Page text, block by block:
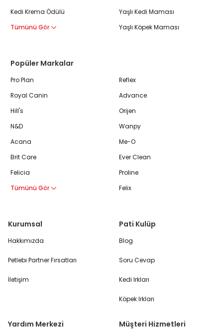
Kedi Krema Ödülü
Tümünü Gör
Yaşlı Kedi Maması
Yaşlı Köpek Maması
Popüler Markalar
Pro Plan
Royal Canin
Hill's
N&D
Acana
Brit Care
Felicia
Tümünü Gör
Reflex
Advance
Orijen
Wanpy
Me-O
Ever Clean
Proline
Felix
Kurumsal
Hakkımızda
Petlebi Partner Fırsatları
İletişim
Pati Kulüp
Blog
Soru Cevap
Kedi Irkları
Köpek Irkları
Yardım Merkezi Müşteri Hizmetleri